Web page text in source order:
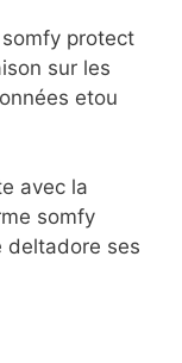
protect
sur les
etou
avec la
somfy
deltadore ses